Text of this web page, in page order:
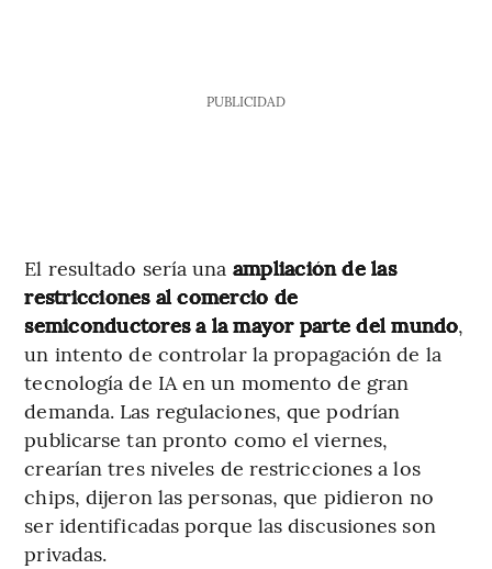
PUBLICIDAD
El resultado sería una ampliación de las
restricciones al comercio de
semiconductores a la mayor parte del mundo,
un intento de controlar la propagación de la
tecnología de IA en un momento de gran
demanda. Las regulaciones, que podrían
publicarse tan pronto como el viernes,
crearían tres niveles de restricciones a los
chips, dijeron las personas, que pidieron no
ser identificadas porque las discusiones son
privadas.